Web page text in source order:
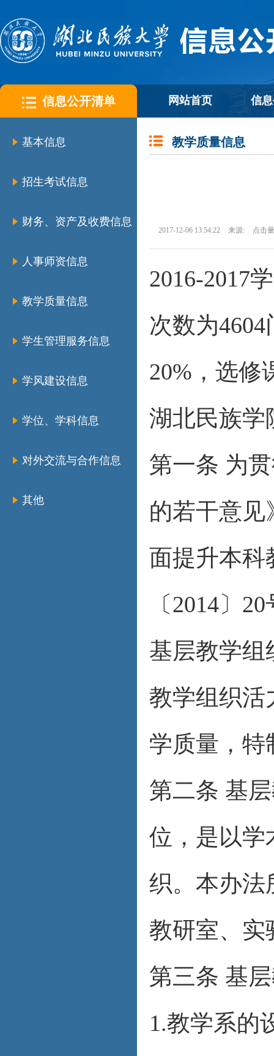
信息公开清单 网站首页 信
基本信息
招生考试信息
财务、资产及收费信息
人事师资信息
教学质量信息
学生管理服务信息
学风建设信息
学位、学科信息
对外交流与合作信息
其他
教学质量信息
2017-12-06 13:54:22 来源: 点击
2016-2017
次数为
20%，选修
湖北民族学
第一条 为
的若干意见
面提升本科
〔2014〕
基层教学组
教学组织活
学质量，特
第二条 基
位，是以学
织。本办法
教研室、实
第三条 基
1.教学系的